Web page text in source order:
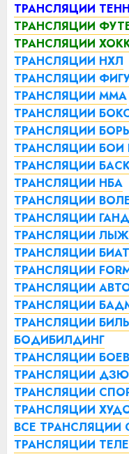
ТРАНСЛЯЦИИ
ТРАНСЛЯЦИИ
ТРАНСЛЯЦИИ
ТРАНСЛЯЦИИ НХЛ
ТРАНСЛЯЦИИ
ТРАНСЛЯЦИИ ММА
ТРАНСЛЯЦИИ
ТРАНСЛЯЦИИ
ТРАНСЛЯЦИИ БОИ
ТРАНСЛЯЦИИ
ТРАНСЛЯЦИИ НБА
ТРАНСЛЯЦИИ
ТРАНСЛЯЦИИ
ТРАНСЛЯЦИИ
ТРАНСЛЯЦИИ
ТРАНСЛЯЦИИ
ТРАНСЛЯЦИИ
ТРАНСЛЯЦИИ
ТРАНСЛЯЦИИ
БОДИБИЛДИНГ
ТРАНСЛЯЦИИ
ТРАНСЛЯЦИИ
ТРАНСЛЯЦИИ
ТРАНСЛЯЦИИ
ВСЕ ТРАНСЛЯЦИИ
ТРАНСЛЯЦИИ